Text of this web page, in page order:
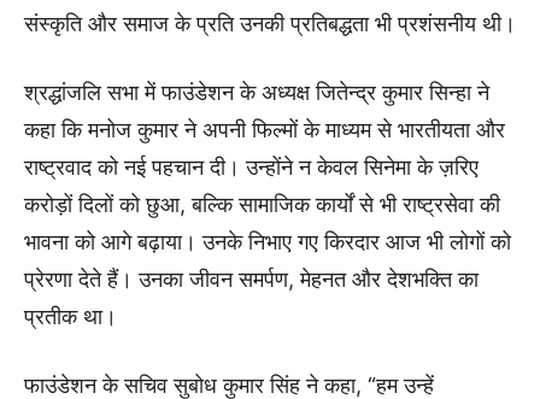
संस्कृति और समाज के प्रति उनकी प्रतिबद्धता भी प्रशंसनीय थी।
श्रद्धांजलि सभा में फाउंडेशन के अध्यक्ष जितेन्द्र कुमार सिन्हा ने
कहा कि मनोज कुमार ने अपनी फिल्मों के माध्यम से भारतीयता और
राष्ट्रवाद को नई पहचान दी। उन्होंने न केवल सिनेमा के ज़रिए
करोड़ों दिलों को छुआ, बल्कि सामाजिक कार्यों से भी राष्ट्रसेवा की
भावना को आगे बढ़ाया। उनके निभाए गए किरदार आज भी लोगों को
प्रेरणा देते हैं। उनका जीवन समर्पण, मेहनत और देशभक्ति का
प्रतीक था।
फाउंडेशन के सचिव सुबोध कुमार सिंह ने कहा, “हम उन्हें